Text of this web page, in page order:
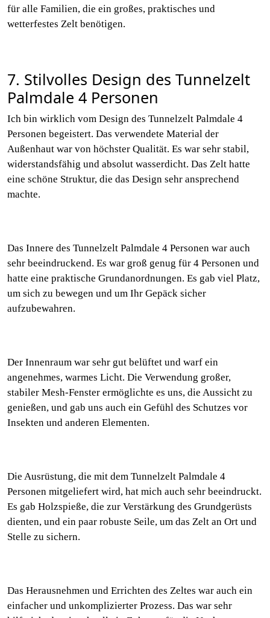
für alle Familien, die ein großes, praktisches und
wetterfestes Zelt benötigen.
7. Stilvolles Design des Tunnelzelt
Palmdale 4 Personen
Ich bin wirklich vom Design des Tunnelzelt Palmdale 4
Personen begeistert. Das verwendete Material der
Außenhaut war von höchster Qualität. Es war sehr stabil,
widerstandsfähig und absolut wasserdicht. Das Zelt hatte
eine schöne Struktur, die das Design sehr ansprechend
machte.
Das Innere des Tunnelzelt Palmdale 4 Personen war auch
sehr beeindruckend. Es war groß genug für 4 Personen und
hatte eine praktische Grundanordnungen. Es gab viel Platz,
um sich zu bewegen und um Ihr Gepäck sicher
aufzubewahren.
Der Innenraum war sehr gut belüftet und warf ein
angenehmes, warmes Licht. Die Verwendung großer,
stabiler Mesh-Fenster ermöglichte es uns, die Aussicht zu
genießen, und gab uns auch ein Gefühl des Schutzes vor
Insekten und anderen Elementen.
Die Ausrüstung, die mit dem Tunnelzelt Palmdale 4
Personen mitgeliefert wird, hat mich auch sehr beeindruckt.
Es gab Holzspieße, die zur Verstärkung des Grundgerüsts
dienten, und ein paar robuste Seile, um das Zelt an Ort und
Stelle zu sichern.
Das Herausnehmen und Errichten des Zeltes war auch ein
einfacher und unkomplizierter Prozess. Das war sehr